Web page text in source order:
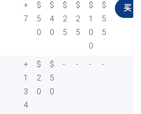
+
7
$
5
0
$
4
0
$
2
5
$
2
5
$
1
0
0
$
5
5
买
+
1
3
4
$
2
0
$
5
0
- - - -